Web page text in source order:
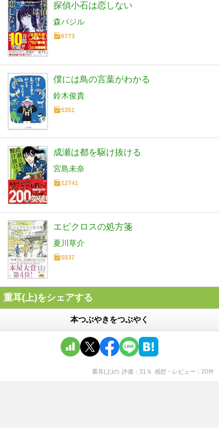
探偵小石は恋しない
森バジル
6773
僕には鳥の言葉がわかる
鈴木俊貴
5351
成瀬は都を駆け抜ける
宮島未奈
12741
エピクロスの処方箋
夏川草介
5037
重耳(上)をシェアする
本つぶやきをつぶやく
重耳(上)の 評価 31 ％ 感想・レビュー 20件